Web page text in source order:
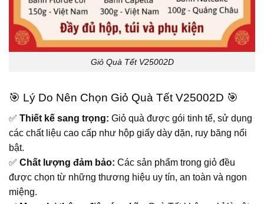
Giỏ Quà Tết V25002D
🎯 Lý Do Nên Chọn Giỏ Quà Tết V25002D 🎯
✅ Thiết kế sang trọng: Giỏ quà được gói tinh tế, sử dụng
các chất liệu cao cấp như hộp giấy dày dặn, ruy băng nổi
bật.
✅ Chất lượng đảm bảo: Các sản phẩm trong giỏ đều
được chọn từ những thương hiệu uy tín, an toàn và ngon
miệng.